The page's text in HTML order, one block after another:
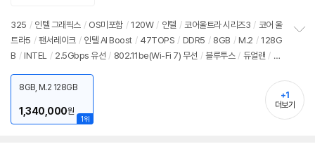
325 / 인텔 그래픽스 / OS미포함 / 120W / 인텔 / 코어울트라 시리즈3 / 코어 울
트라5 / 팬서레이크 / 인텔 AI Boost / 47TOPS / DDR5 / 8GB / M.2 / 128G
B / INTEL / 2.5Gbps 유선 / 802.11be(Wi-Fi 7) 무선 / 블루투스 / 듀얼랜 / H
용도: 사무/인강용
기
1위
8GB, M.2 128GB
1,340,000원
+1
더보기